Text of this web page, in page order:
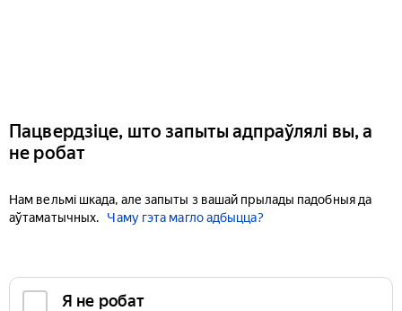
Пацвердзіце, што запыты адпраўлялі вы, а
не робат
Нам вельмі шкада, але запыты з вашай прылады падобныя да
аўтаматычных.
Чаму гэта магло адбыцца?
Я не робат